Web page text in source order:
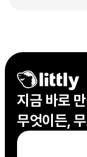
지금 바로
무엇이든,